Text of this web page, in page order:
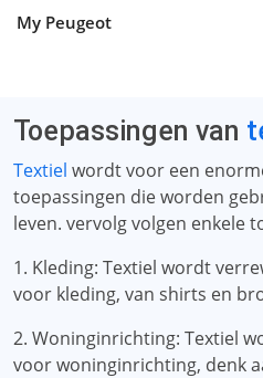
My Peugeot
Toepassingen van
Textiel wordt voor een
toepassingen die worden
leven. vervolg volgen enkele
1. Kleding: Textiel wordt
voor kleding, van shirts en
2. Woninginrichting: Textiel
voor woninginrichting, denk